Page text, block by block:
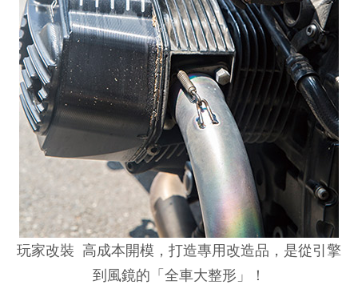
玩家改裝 高成本開模，打造專用改造品，是從引擎
到風鏡的「全車大整形」！